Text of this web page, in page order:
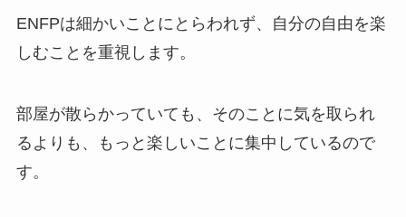
ENFPは細かいことにとらわれず、自分の自由を楽
しむことを重視します。
部屋が散らかっていても、そのことに気を取られ
るよりも、もっと楽しいことに集中しているので
す。